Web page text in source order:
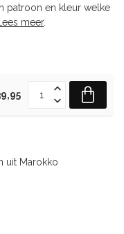
patroon en kleur welke
meer.
uit Marokko